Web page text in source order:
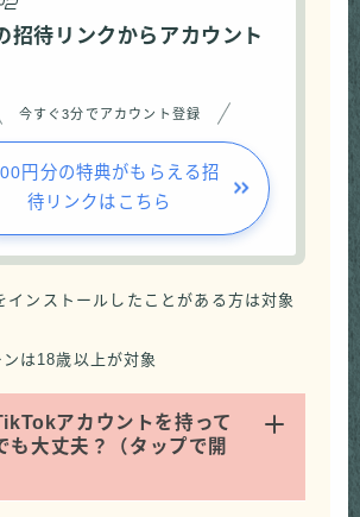
招待リンクからアカウント
今すぐ3分でアカウント登録
円分の特典がもらえる招
待リンクはこちら
ンストールしたことがある方は対象
は18歳以上が対象
アカウントを持って
も大丈夫？（タップで開